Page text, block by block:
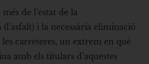
de l’estat de la
i la necessària eliminació
les carreteres, un extrem en què
amb els titulars d’aquestes